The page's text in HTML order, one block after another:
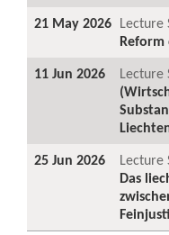
21 May 2026 Lecture
Reform
11 Jun 2026
Lecture
25 Jun 2026
Lecture
Das